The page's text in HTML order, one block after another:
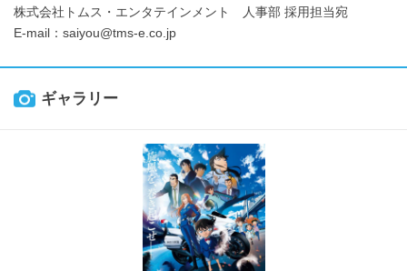
株式会社トムス・エンタテインメント 人事部 採用担当宛
E-mail：saiyou@tms-e.co.jp
ギャラリー